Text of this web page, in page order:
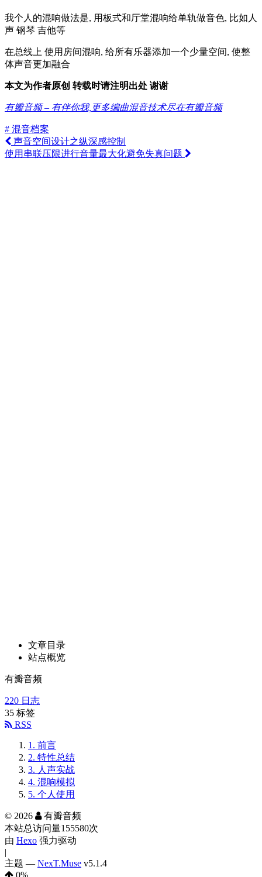
我个人的混响做法是, 用板式和厅堂混响给单轨做音色, 比如人
声 钢琴 吉他等
在总线上 使用房间混响, 给所有乐器添加一个少量空间, 使整
体声音更加融合
本文为作者原创 转载时请注明出处 谢谢
有瓣音频 – 有伴你我,更多编曲混音技术尽在有瓣音频
# 混音档案
声音空间设计之纵深感控制
使用串联压限进行音量最大化避免失真问题
文章目录
站点概览
有瓣音频
220 日志
35 标签
RSS
1. 前言
2. 特性总结
3. 人声实战
4. 混响模拟
5. 个人使用
© 2026
有瓣音频
本站总访问量155580次
由 Hexo 强力驱动
|
主题 — NexT.Muse v5.1.4
0%